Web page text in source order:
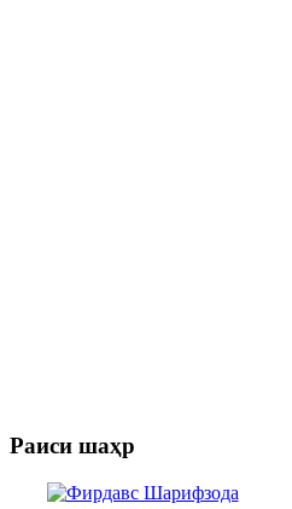
Раиси шаҳр